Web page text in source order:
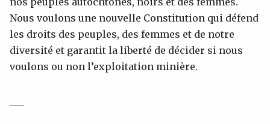
Nous voulons une nouvelle Constitution qui défend
les droits des peuples, des femmes et de notre
diversité et garantit la liberté de décider si nous
voulons ou non l’exploitation minière.